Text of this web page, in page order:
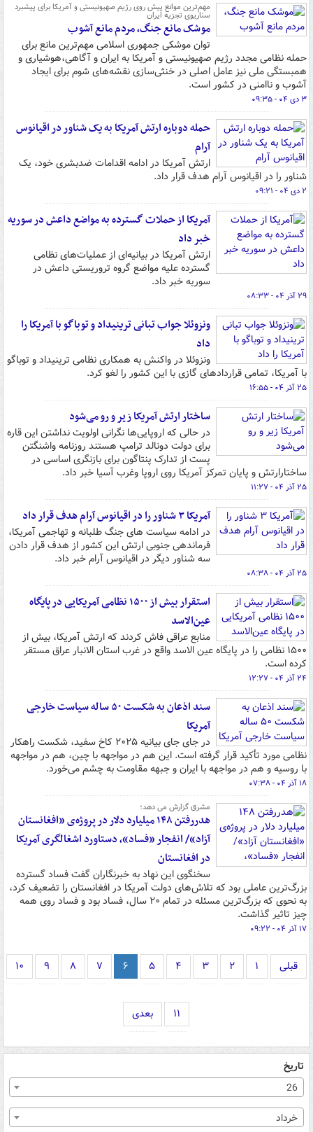
مهم‌ترین موانع پیش روی رژیم صهیونیستی و آمریکا برای پیشبرد
سناریوی تجزیه ایران
موشک‌ مانع جنگ، مردم مانع آشوب
توان موشکی جمهوری اسلامی مهم‌ترین مانع برای
حمله نظامی مجدد رژیم صهیونیستی و آمریکا به ایران و آگاهی،هوشیاری و
همبستگی ملی نیز عامل اصلی در خنثی‌سازی نقشه‌های شوم برای ایجاد
آشوب و ناامنی در کشور است.
۳ دی ۰۴ - ۰۹:۳۵
حمله دوباره ارتش آمریکا به یک شناور در اقیانوس
آرام
ارتش آمریکا در ادامه اقدامات ضدبشری خود، یک
شناور را در اقیانوس آرام هدف قرار داد.
۲ دی ۰۴ - ۰۹:۲۱
آمریکا از حملات گسترده به مواضع داعش در سوریه
خبر داد
ارتش آمریکا در بیانیه‌ای از عملیات‌های نظامی
گسترده علیه مواضع گروه تروریستی داعش در
سوریه خبر داد.
۲۹ آذر ۰۴ - ۰۸:۳۳
ونزوئلا جواب تبانی ترینیداد و توباگو با آمریکا را
داد
ونزوئلا در واکنش به همکاری نظامی ترینیداد و توباگو
با آمریکا، تمامی قراردادهای گازی با این کشور را لغو کرد.
۲۵ آذر ۰۴ - ۱۶:۵۵
ساختار ارتش آمریکا زیر و رو می‌شود
در حالی که اروپایی‌ها نگرانی اولویت نداشتن این قاره
برای دولت دونالد ترامپ هستند روزنامه واشنگتن
پست از تدارک پنتاگون برای بازنگری اساسی در
ساختارارتش و پایان تمرکز آمریکا روی اروپا وغرب آسیا خبر داد.
۲۵ آذر ۰۴ - ۱۱:۲۷
آمریکا ۳ شناور را در اقیانوس آرام هدف قرار داد
در ادامه سیاست های جنگ طلبانه و تهاجمی آمریکا،
فرماندهی جنوبی ارتش این کشور از هدف قرار دادن
سه شناور دیگر در اقیانوس آرام خبر داد.
۲۵ آذر ۰۴ - ۰۸:۳۸
استقرار بیش از ۱۵۰۰ نظامی آمریکایی در پایگاه
عین‌الاسد
منابع عراقی فاش کردند که ارتش آمریکا، بیش از
۱۵۰۰ نظامی را در پایگاه عین الاسد واقع در غرب استان الانبار عراق مستقر
کرده است.
۲۴ آذر ۰۴ - ۱۲:۲۷
سند اذعان به شکست ۵۰ ساله سیاست خارجی
آمریکا
در جای جای بیانیه ۲۰۲۵ کاخ سفید، شکست راهکار
نظامی مورد تأکید قرار گرفته است. این هم در مواجهه با چین‌، هم در مواجهه
با روسیه و هم در مواجهه با ایران و جبهه مقاومت به چشم می‌خورد.
۱۸ آذر ۰۴ - ۰۷:۳۸
مشرق گزارش می دهد؛
هدررفتن ۱۴۸ میلیارد دلار در پروژه‌ی «افغانستان
آزاد»/ انفجار «فساد»، دستاورد اشغالگری آمریکا
در افغانستان
سخنگوی این نهاد به خبرنگاران گفت فساد گسترده
بزرگ‌ترین عاملی بود که تلاش‌های دولت آمریکا در افغانستان را تضعیف کرد،
به نحوی که بزرگ‌ترین مسئله در تمام ۲۰ سال، فساد بود و فساد روی همه
چیز تاثیر گذاشت.
۱۷ آذر ۰۴ - ۰۹:۲۲
قبلی ۱ ۲ ۳ ۴ ۵ ۶ ۷ ۸ ۹ ۱۰
۱۱ بعدی
تاریخ
26
خرداد